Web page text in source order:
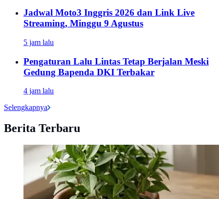
Jadwal Moto3 Inggris 2026 dan Link Live
Streaming, Minggu 9 Agustus
5 jam lalu
Pengaturan Lalu Lintas Tetap Berjalan Meski
Gedung Bapenda DKI Terbakar
4 jam lalu
Selengkapnya
Berita Terbaru